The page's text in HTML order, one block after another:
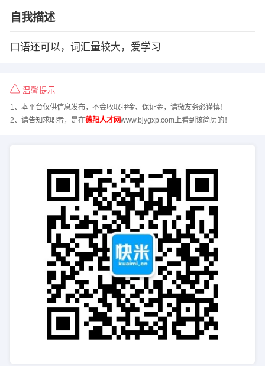
自我描述
口语还可以，词汇量较大，爱学习
温馨提示
1、本平台仅供信息发布，不会收取押金、保证金，请微友务必谨慎！
2、请告知求职者，是在德阳人才网www.bjygxp.com上看到该简历的！